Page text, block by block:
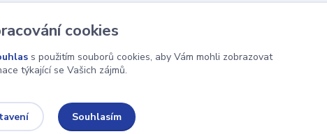
cookies
s použitím souborů cookies, aby Vám mohli zobrazovat
týkající se Vašich zájmů.
Souhlasím